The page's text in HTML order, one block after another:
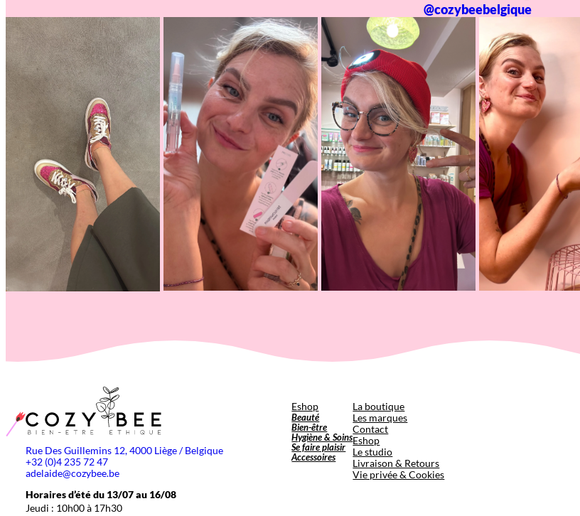
@cozybeebelgique
Rue Des Guillemins 12, 4000 Liège / Belgique
+32 (0)4 235 72 47
adelaide@cozybee.be
Horaires d’été du 13/07 au 16/08
Jeudi : 10h00 à 17h30
Eshop
Beauté
Bien-être
Hygiène & Soins
Se faire plaisir
Accessoires
La boutique
Les marques
Contact
Eshop
Le studio
Livraison & Retours
Vie privée & Cookies